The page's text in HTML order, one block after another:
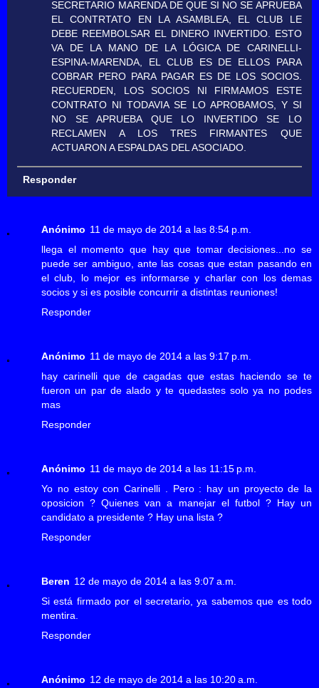
SECRETARIO MARENDA DE QUE SI NO SE APRUEBA
EL CONTRTATO EN LA ASAMBLEA, EL CLUB LE
DEBE REEMBOLSAR EL DINERO INVERTIDO. ESTO
VA DE LA MANO DE LA LÓGICA DE CARINELLI-
ESPINA-MARENDA, EL CLUB ES DE ELLOS PARA
COBRAR PERO PARA PAGAR ES DE LOS SOCIOS.
RECUERDEN, LOS SOCIOS NI FIRMAMOS ESTE
CONTRATO NI TODAVIA SE LO APROBAMOS, Y SI
NO SE APRUEBA QUE LO INVERTIDO SE LO
RECLAMEN A LOS TRES FIRMANTES QUE
ACTUARON A ESPALDAS DEL ASOCIADO.
Responder
Anónimo 11 de mayo de 2014 a las 8:54 p.m.
llega el momento que hay que tomar decisiones...no se
puede ser ambiguo, ante las cosas que estan pasando en
el club, lo mejor es informarse y charlar con los demas
socios y si es posible concurrir a distintas reuniones!
Responder
Anónimo 11 de mayo de 2014 a las 9:17 p.m.
hay carinelli que de cagadas que estas haciendo se te
fueron un par de alado y te quedastes solo ya no podes
mas
Responder
Anónimo 11 de mayo de 2014 a las 11:15 p.m.
Yo no estoy con Carinelli . Pero : hay un proyecto de la
oposicion ? Quienes van a manejar el futbol ? Hay un
candidato a presidente ? Hay una lista ?
Responder
Beren 12 de mayo de 2014 a las 9:07 a.m.
Si está firmado por el secretario, ya sabemos que es todo
mentira.
Responder
Anónimo 12 de mayo de 2014 a las 10:20 a.m.